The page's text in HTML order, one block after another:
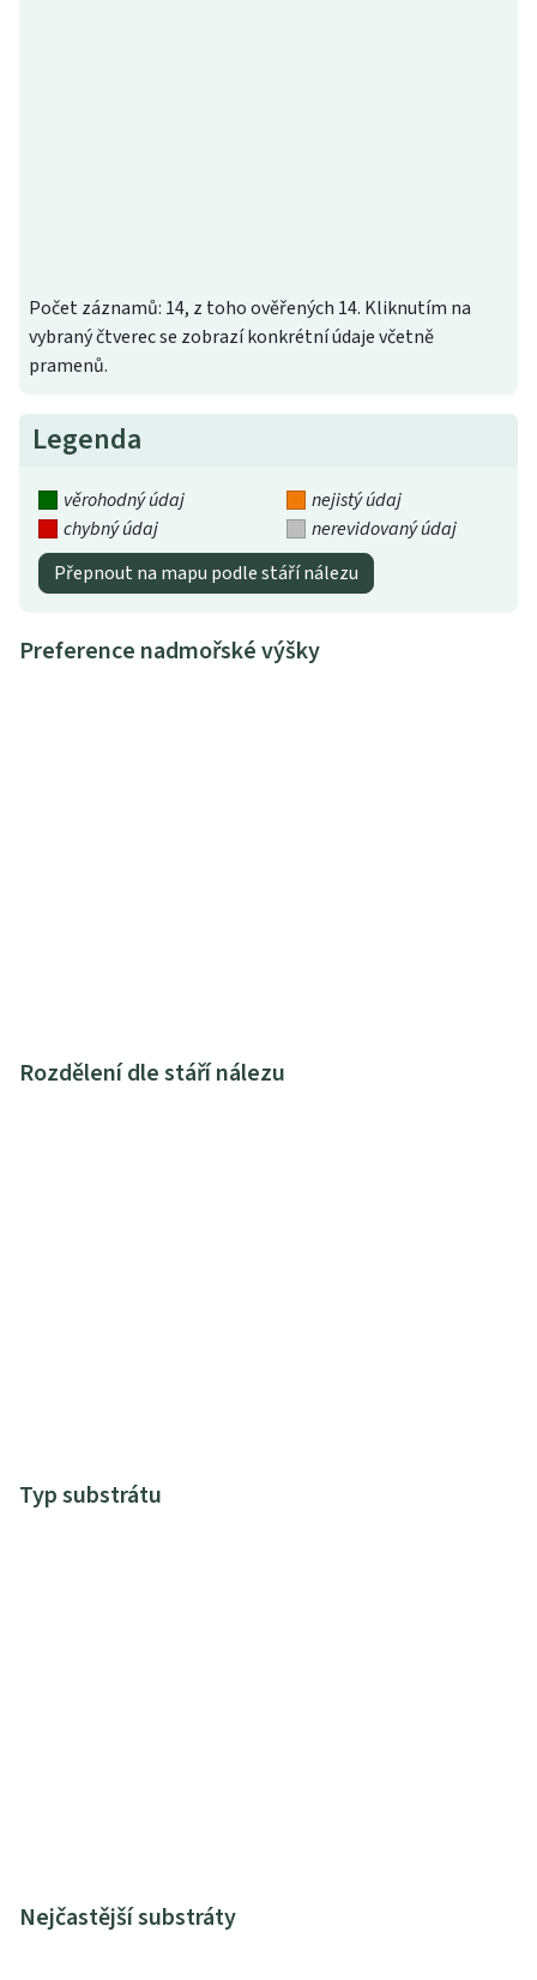
Počet záznamů: 14, z toho ověřených 14. Kliknutím na
vybraný čtverec se zobrazí konkrétní údaje včetně
pramenů.
Legenda
věrohodný údaj
nejistý údaj
chybný údaj
nerevidovaný údaj
Přepnout na mapu podle stáří nálezu
Preference nadmořské výšky
Rozdělení dle stáří nálezu
Typ substrátu
Nejčastější substráty